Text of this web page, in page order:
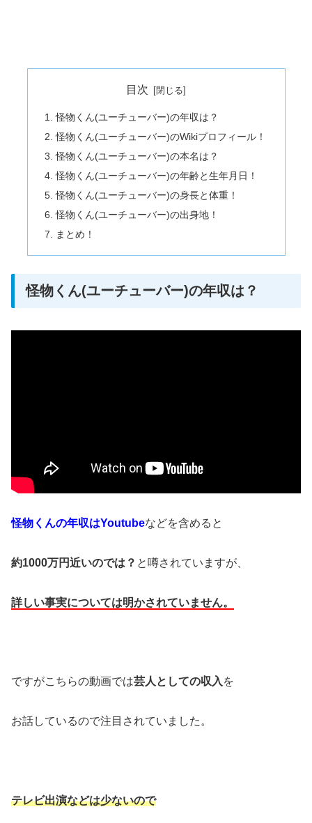
目次
怪物くん(ユーチューバー)の年収は？
怪物くん(ユーチューバー)のWikiプロフィール！
怪物くん(ユーチューバー)の本名は？
怪物くん(ユーチューバー)の年齢と生年月日！
怪物くん(ユーチューバー)の身長と体重！
怪物くん(ユーチューバー)の出身地！
まとめ！
怪物くん(ユーチューバー)の年収は？
怪物くんの年収はYoutubeなどを含めると
約1000万円近いのでは？ と噂されていますが、
詳しい事実については明かされていません。
ですがこちらの動画では芸人としての収入 を
お話しているので注目されていました。
テレビ出演などは少ないので